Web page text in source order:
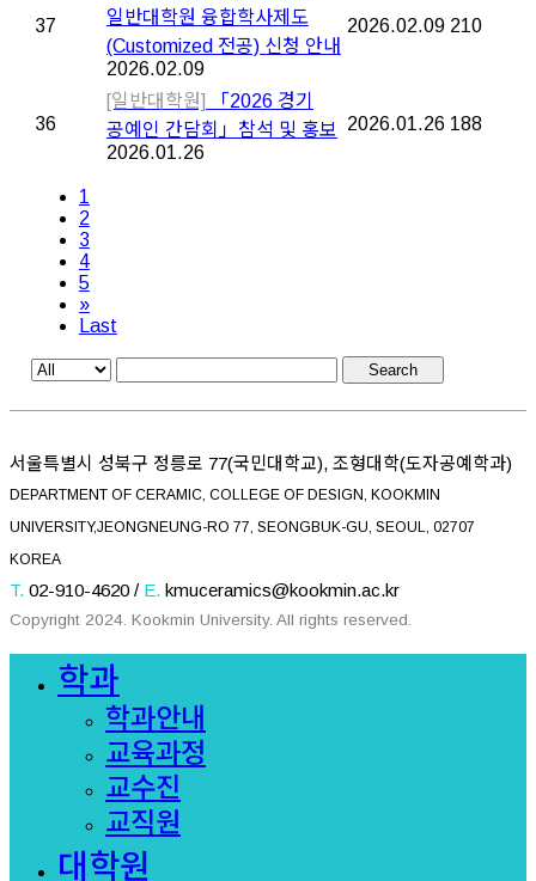
37
일반대학원 융합학사제도
(Customized 전공) 신청 안내
2026.02.09
2026.02.09 210
36
[일반대학원]
「2026 경기
공예인 간담회」참석 및 홍보
2026.01.26
2026.01.26 188
1
2
3
4
5
»
Last
Search
서울특별시 성북구 정릉로 77(국민대학교), 조형대학(도자공예학과)
DEPARTMENT OF CERAMIC, COLLEGE OF DESIGN, KOOKMIN
UNIVERSITY,JEONGNEUNG-RO 77, SEONGBUK-GU, SEOUL, 02707
KOREA
T. 02-910-4620 / E. kmuceramics@kookmin.ac.kr
Copyright 2024. Kookmin University. All rights reserved.
Menu
학과
학과안내
교육과정
교수진
교직원
대학원